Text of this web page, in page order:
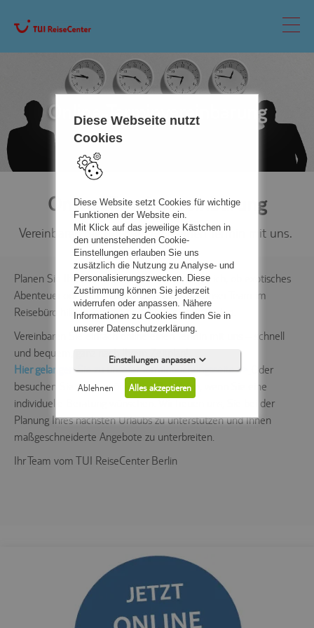
Online-Terminvereinbarung
Online-Terminvereinbarung
Vereinbaren Sie doch einfach einen Termin mit uns.
Planen Sie Ihre nächste Traumreise? Ganz gleich, ob exotisches
Abenteuer oder entspannter Strandurlaub, unser Team im
Reisebüro hilft Ihnen, die perfekte Reise zu finden.
Vereinbaren Sie einfach online einen Termin mit uns – schnell
und bequem, ganz nach Ihrem Zeitplan!
Hier gelangen Sie zu unserer Terminbuchungsseite >>
Oder
besuchen Sie uns persönlich im Reisebüro, wenn Sie eine
individuelle Beratung wünschen. Wir freuen uns, Sie bei der
Planung Ihres nächsten Urlaubs zu unterstützen und Ihnen
maßgeschneiderte Angebote zu unterbreiten.
Ihr Team vom TUI ReiseCenter Berlin
Diese Webseite nutzt
Cookies
Diese Website setzt Cookies für wichtige
Funktionen der Website ein.
Mit Klick auf das jeweilige Kästchen in
den untenstehenden Cookie-
Einstellungen erlauben Sie uns
zusätzlich die Nutzung zu Analyse- und
Personalisierungszwecken. Diese
Zustimmung können Sie jederzeit
widerrufen oder anpassen. Nähere
Informationen zu Cookies finden Sie in
unserer Datenschutzerklärung.
Einstellungen anpassen
Ablehnen Alles akzeptieren
Unspezifiziert (0)
Diese Cookies sind für die
Kernfunktionalität der Website
erforderlich.